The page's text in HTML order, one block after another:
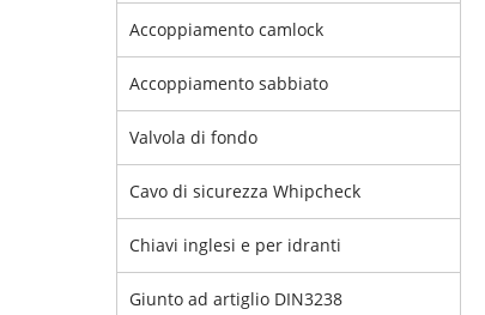
Accoppiamento camlock
Accoppiamento sabbiato
Valvola di fondo
Cavo di sicurezza Whipcheck
Chiavi inglesi e per idranti
Giunto ad artiglio DIN3238